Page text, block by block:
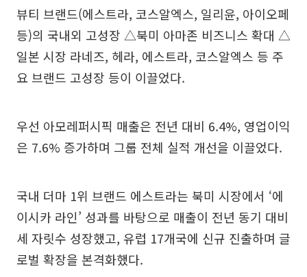
뷰티 브랜드(에스트라, 코스알엑스, 일리윤, 아이오페
등)의 국내외 고성장 △북미 아마존 비즈니스 확대 △
일본 시장 라네즈, 헤라, 에스트라, 코스알엑스 등 주
요 브랜드 고성장 등이 이끌었다.
우선 아모레퍼시픽 매출은 전년 대비 6.4%, 영업이익
은 7.6% 증가하며 그룹 전체 실적 개선을 이끌었다.
국내 더마 1위 브랜드 에스트라는 북미 시장에서 ‘에
이시카 라인’ 성과를 바탕으로 매출이 전년 동기 대비
세 자릿수 성장했고, 유럽 17개국에 신규 진출하며 글
로벌 확장을 본격화했다.